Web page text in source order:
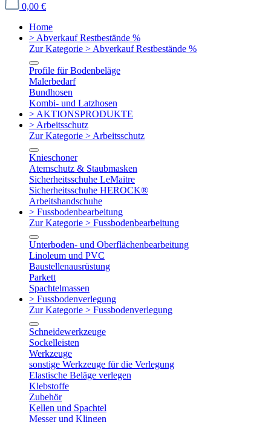
0,00 €
Home
> Abverkauf Restbestände %
Zur Kategorie > Abverkauf Restbestände %
Profile für Bodenbeläge
Malerbedarf
Bundhosen
Kombi- und Latzhosen
> AKTIONSPRODUKTE
> Arbeitsschutz
Zur Kategorie > Arbeitsschutz
Knieschoner
Atemschutz & Staubmasken
Sicherheitsschuhe LeMaitre
Sicherheitsschuhe HEROCK®
Arbeitshandschuhe
> Fussbodenbearbeitung
Zur Kategorie > Fussbodenbearbeitung
Unterboden- und Oberflächenbearbeitung
Linoleum und PVC
Baustellenausrüstung
Parkett
Spachtelmassen
> Fussbodenverlegung
Zur Kategorie > Fussbodenverlegung
Schneidewerkzeuge
Sockelleisten
Werkzeuge
sonstige Werkzeuge für die Verlegung
Elastische Beläge verlegen
Klebstoffe
Zubehör
Kellen und Spachtel
Messer und Klingen